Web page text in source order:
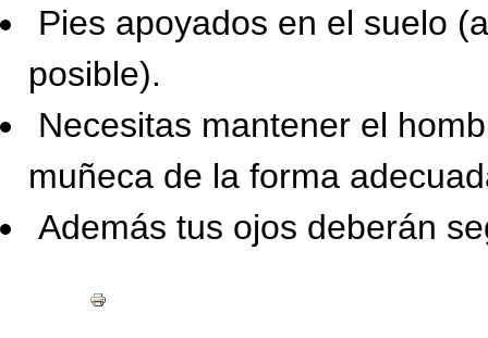
Pies apoyados en el suelo
posible).
Necesitas mantener el
muñeca de la forma
Además tus ojos deberán